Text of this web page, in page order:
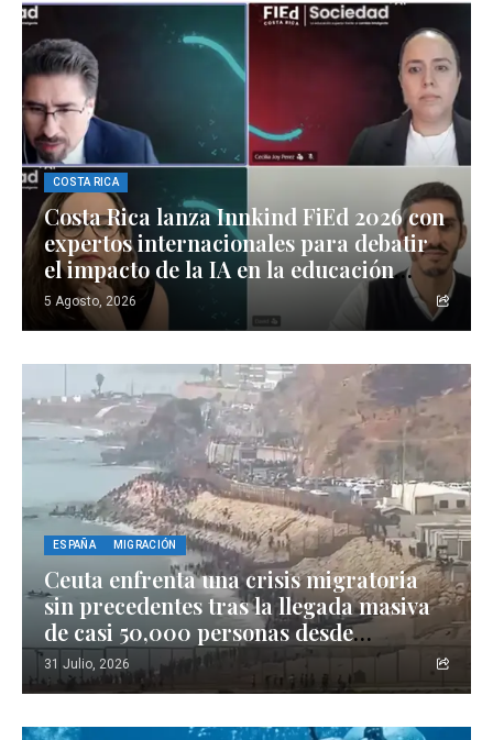
COSTA RICA
Costa Rica lanza Innkind FiEd 2026 con
expertos internacionales para debatir
el impacto de la IA en la educación
superior
5 Agosto, 2026
ESPAÑA MIGRACIÓN
Ceuta enfrenta una crisis migratoria
sin precedentes tras la llegada masiva
de casi 50,000 personas desde
Marruecos
31 Julio, 2026